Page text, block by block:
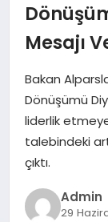
EĞITIM
EKONOMI
MAGAZIN
Mesajı
Bakan
Dönüşümü
liderlik
talebindeki
çıktı.
Admin
29